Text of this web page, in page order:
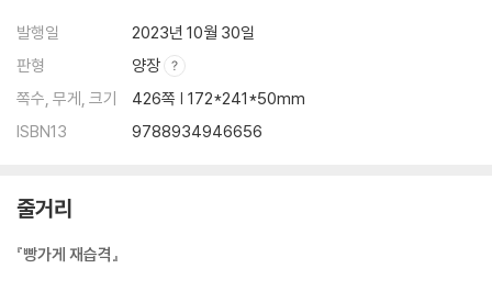
발행일
2023년 10월 30일
판형
양장
쪽수, 무게, 크기
426쪽 | 172*241*50mm
ISBN13
9788934946656
줄거리
『빵가게 재습격』